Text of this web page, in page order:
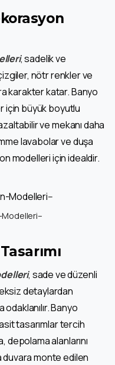
, sadelik ve
nötr renkler ve
karakter katar. Banyo
için büyük boyutlu
ve mekanı daha
lavabolar ve duşa
modelleri için idealdir.
, sade ve düzenli
detaylardan
Banyo
tasarımlar tercih
alanlarını
duvara monte edilen